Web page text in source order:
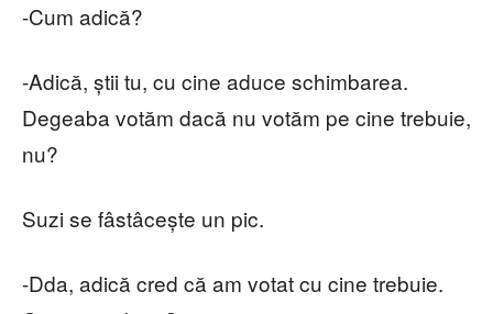
-Cum adică?
-Adică, știi tu, cu cine aduce schimbarea.
Degeaba votăm dacă nu votăm pe cine trebuie,
nu?
Suzi se fâstâcește un pic.
-Dda, adică cred că am votat cu cine trebuie.